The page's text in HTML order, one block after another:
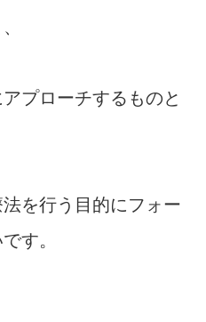
プローチするものと
を行う目的にフォー
す。